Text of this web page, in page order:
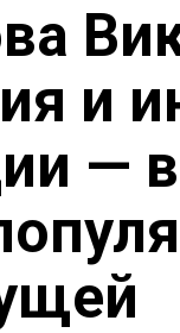
и
—